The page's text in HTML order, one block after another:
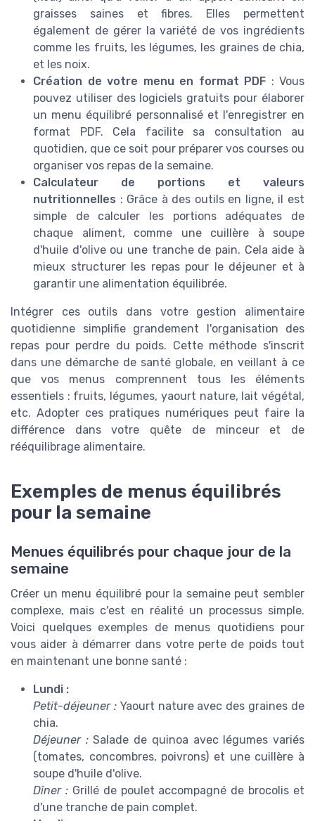
graisses saines et fibres. Elles permettent
également de gérer la variété de vos ingrédients
comme les fruits, les légumes, les graines de chia,
et les noix.
Création de votre menu en format PDF : Vous
pouvez utiliser des logiciels gratuits pour élaborer
un menu équilibré personnalisé et l'enregistrer en
format PDF. Cela facilite sa consultation au
quotidien, que ce soit pour préparer vos courses ou
organiser vos repas de la semaine.
Calculateur de portions et valeurs
nutritionnelles : Grâce à des outils en ligne, il est
simple de calculer les portions adéquates de
chaque aliment, comme une cuillère à soupe
d'huile d'olive ou une tranche de pain. Cela aide à
mieux structurer les repas pour le déjeuner et à
garantir une alimentation équilibrée.
Intégrer ces outils dans votre gestion alimentaire
quotidienne simplifie grandement l'organisation des
repas pour perdre du poids. Cette méthode s'inscrit
dans une démarche de santé globale, en veillant à ce
que vos menus comprennent tous les éléments
essentiels : fruits, légumes, yaourt nature, lait végétal,
etc. Adopter ces pratiques numériques peut faire la
différence dans votre quête de minceur et de
rééquilibrage alimentaire.
Exemples de menus équilibrés
pour la semaine
Menues équilibrés pour chaque jour de la
semaine
Créer un menu équilibré pour la semaine peut sembler
complexe, mais c'est en réalité un processus simple.
Voici quelques exemples de menus quotidiens pour
vous aider à démarrer dans votre perte de poids tout
en maintenant une bonne santé :
Lundi :
Petit-déjeuner :Yaourt nature avec des graines de
chia.
Déjeuner :Salade de quinoa avec légumes variés
(tomates, concombres, poivrons) et une cuillère à
soupe d'huile d'olive.
Dîner :Grillé de poulet accompagné de brocolis et
d'une tranche de pain complet.